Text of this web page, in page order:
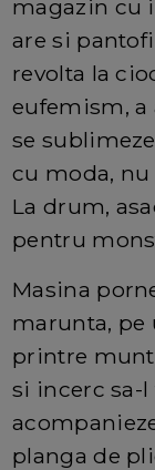
magazin cu
are si
revolta la
eufemism, a
se
cu moda,
La drum,
pentru
Masina
marunta, pe
printre
si incerc sa-l
planga de